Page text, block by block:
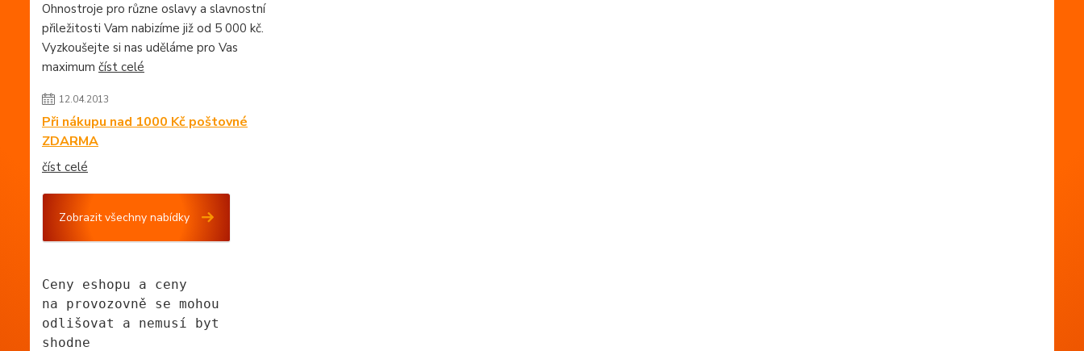
Ohnostroje pro různe oslavy a slavnostní
přiležitosti Vam nabizíme již od 5 000 kč.
Vyzkoušejte si nas uděláme pro Vas
maximum číst celé
12.04.2013
Při nákupu nad 1000 Kč poštovné
ZDARMA
číst celé
Zobrazit všechny nabídky
Ceny eshopu a ceny
na provozovně se mohou
odlišovat a nemusí byt
shodne